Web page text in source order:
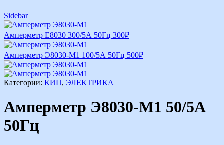
Sidebar
Амперметр Е8030 300/5А 50Гц 300₽
Амперметр Э8030-М1 100/5А 50Гц 500₽
Категории: КИП, ЭЛЕКТРИКА
Амперметр Э8030-М1 50/5А
50Гц